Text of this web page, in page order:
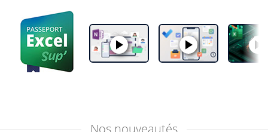
Nos nouveautés